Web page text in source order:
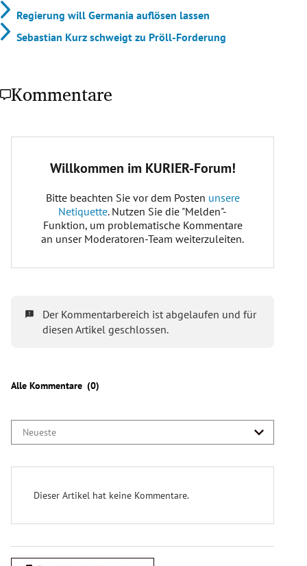
Regierung will Germania auflösen lassen
Sebastian Kurz schweigt zu Pröll-Forderung
Kommentare